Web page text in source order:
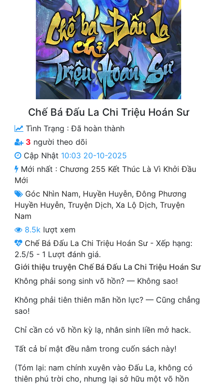
Truyện Convert
Truyện Dịch
Truyện Nhập Môn
Truyện ngắn
Cung Đấu
Cạnh Kỹ
Cổ Tiên Hiệp
Cổ Đại
Du Hí
Dị Giới
Dị Năng
Gia Đấu
Góc Nhìn Nam
Huyền Ảo
Chế Bá Đấu La Chi Triệu Hoán Sư
Tình Trạng :Đã hoàn thành
3 người theo dõi
Cập Nhật 10:03 20-10-2025
Mới nhất : Chương 255 Kết Thúc Là Vì Khởi Đầu
Mới
Góc Nhìn Nam, Huyền Huyễn,Đông Phương
Huyền Huyễn, Truyện Dịch, Xa Lộ Dịch, Truyện
Nam
8.5k lượt xem
Chế Bá Đấu La Chi Triệu Hoán Sư - Xếp hạng:
2.5/5 - 1 Lượt đánh giá.
Giới thiệu truyện Chế Bá Đấu La Chi Triệu Hoán Sư
Không phải song sinh võ hồn? — Không sao!
Không phải tiên thiên mãn hồn lực? — Cũng chẳng
sao!
Chỉ cần có võ hồn kỳ lạ, nhân sinh liền mở hack.
Tất cả bí mật đều nằm trong cuốn sách này!
(Tóm lại: nam chính xuyên vào Đấu La, không có
thiên phú trời cho, nhưng lại sở hữu một võ hồn